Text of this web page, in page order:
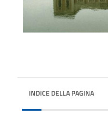
INDICE DELLA PAGINA